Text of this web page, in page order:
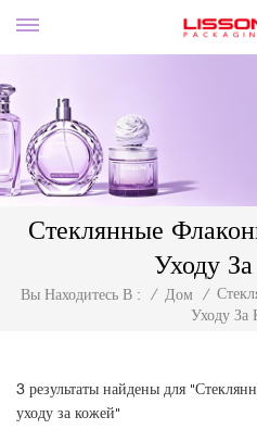
Стеклянные
Уходу
Вы Находитесь В : / Дом /
Уходу За
3 результаты найдены для
уходу за кожей"